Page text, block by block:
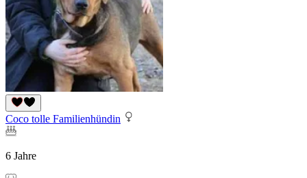
Coco tolle Familienhündin
6 Jahre